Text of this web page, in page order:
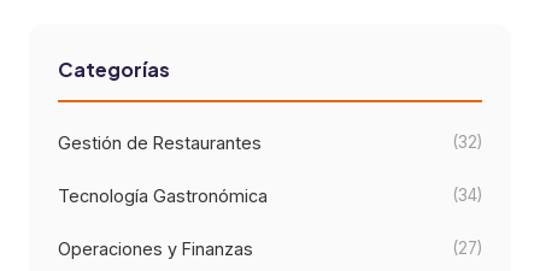
Categorías
Gestión de Restaurantes (32)
Tecnología Gastronómica (34)
Operaciones y Finanzas (27)